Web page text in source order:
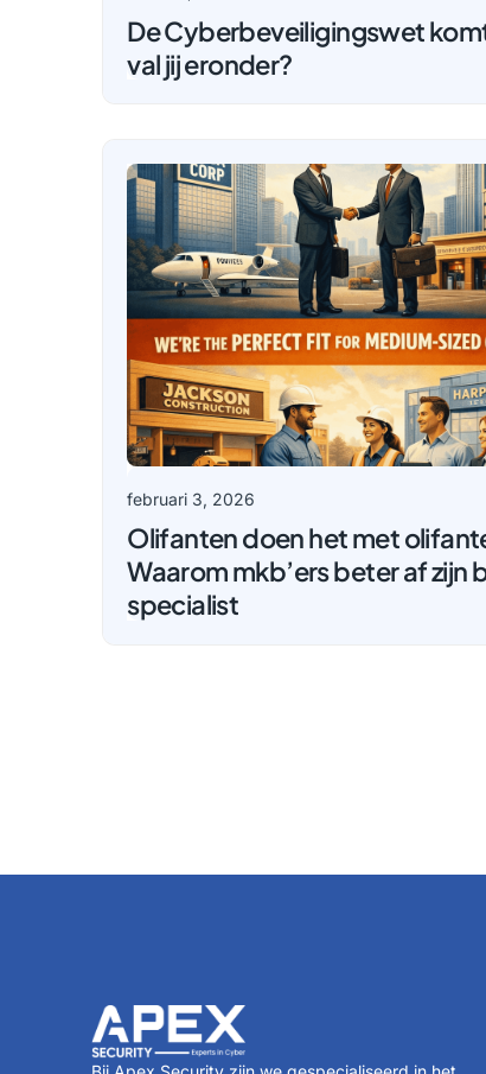
De Cyberbeveiligingswet
val jij eronder?
februari 3, 2026
Olifanten doen het met
Waarom mkb’ers beter af zijn
specialist